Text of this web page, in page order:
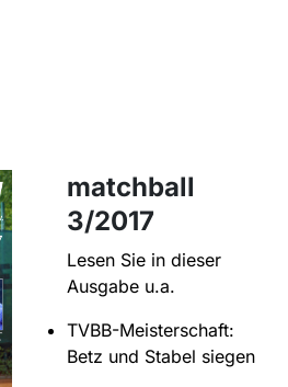
matchball
3/2017
Lesen Sie in dieser
Ausgabe u.a.
TVBB-Meisterschaft:
Betz und Stabel siegen